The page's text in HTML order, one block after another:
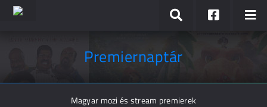
Premiernaptár
Magyar mozi és stream premierek